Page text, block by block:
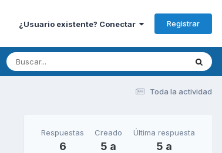
¿Usuario existente? Conectar Registrar
Toda la actividad
Respuestas
6
Creado
5 a
Última respuesta
5 a